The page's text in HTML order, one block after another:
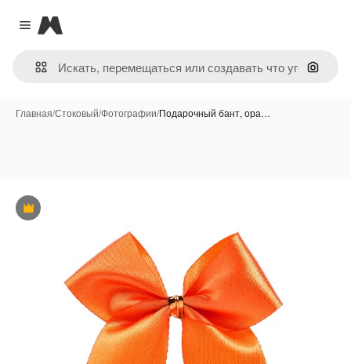
Close menu
Magnific
Поиск
Главная/Стоковый/Фотографии/Подарочный бант, ора…
Премиум